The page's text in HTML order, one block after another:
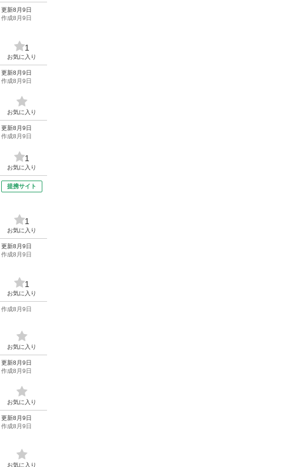
更新8月9日
作成8月9日
1
お気に入り
更新8月9日
作成8月9日
お気に入り
更新8月9日
作成8月9日
1
お気に入り
提携サイト
1
お気に入り
更新8月9日
作成8月9日
1
お気に入り
作成8月9日
お気に入り
更新8月9日
作成8月9日
お気に入り
更新8月9日
作成8月9日
お気に入り